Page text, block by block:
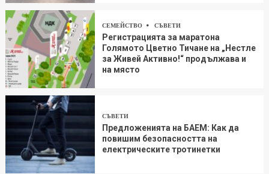
СЕМЕЙСТВО СЪВЕТИ
Регистрацията за маратона
Голямото Цветно Тичане на „Нестле
за Живей Aктивно!“ продължава и
на място
СЪВЕТИ
Предложенията на БАЕМ: Как да
повишим безопасността на
електрическите тротинетки